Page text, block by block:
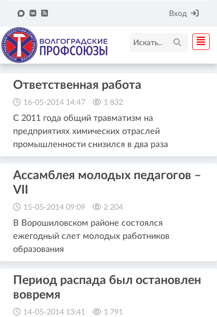
Вход
Ответственная работа
16-05-2014 14:47 1 832
С 2011 года общий травматизм на
предприятиях химических отраслей
промышленности снизился в два раза
Ассамблея молодых педагогов –
VII
15-05-2014 09:09 2 204
В Ворошиловском районе состоялся
ежегодный слет молодых работников
образования
Период распада был остановлен
вовремя
14-05-2014 13:41 1 791